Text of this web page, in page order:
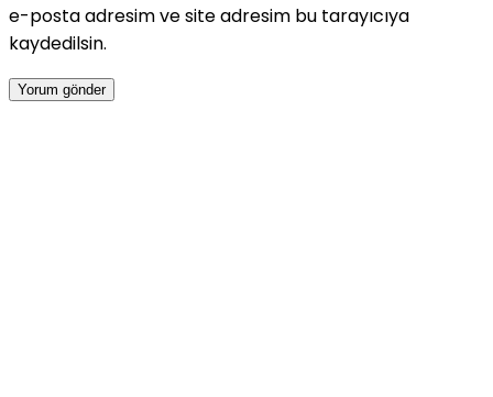
e-posta adresim ve site adresim bu tarayıcıya
kaydedilsin.